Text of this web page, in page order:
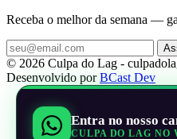
Receba o melhor da semana —
© 2026 Culpa do Lag -
Desenvolvido porBCast Dev
Entra no nosso
CULPA DO LAG NO